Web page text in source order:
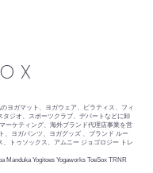
ヨガマット、ヨガウェア、ピラティス、フィ
ジオ、スポーツクラブ、デパートなどに卸
ーケティング、海外ブランド代理店事業を営
、ヨガパンツ、ヨガグッズ 、ブランド ルー
トゥソックス、アムニー ジョゴロジー トレ
Manduka Yogitoes Yogaworks ToeSox TRNR